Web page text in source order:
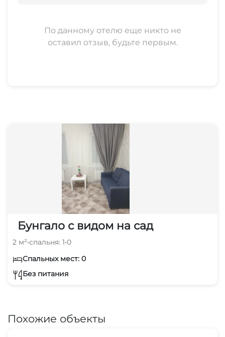
По данному отелю еще никто не
оставил отзыв, будьте первым.
Бунгало с видом на сад
2 м²•спальня: 1•0
Спальных мест: 0
Без питания
Похожие объекты